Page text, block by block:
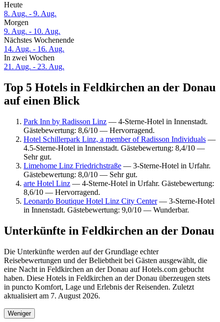
Heute
8. Aug. - 9. Aug.
Morgen
9. Aug. - 10. Aug.
Nächstes Wochenende
14. Aug. - 16. Aug.
In zwei Wochen
21. Aug. - 23. Aug.
Top 5 Hotels in Feldkirchen an der Donau
auf einen Blick
Park Inn by Radisson Linz — 4-Sterne-Hotel in Innenstadt.
Gästebewertung: 8,6/10 — Hervorragend.
Hotel Schillerpark Linz, a member of Radisson Individuals —
4.5-Sterne-Hotel in Innenstadt. Gästebewertung: 8,4/10 —
Sehr gut.
Limehome Linz Friedrichstraße — 3-Sterne-Hotel in Urfahr.
Gästebewertung: 8,0/10 — Sehr gut.
arte Hotel Linz — 4-Sterne-Hotel in Urfahr. Gästebewertung:
8,6/10 — Hervorragend.
Leonardo Boutique Hotel Linz City Center— 3-Sterne-Hotel
in Innenstadt. Gästebewertung: 9,0/10 — Wunderbar.
Unterkünfte in Feldkirchen an der Donau
Die Unterkünfte werden auf der Grundlage echter
Reisebewertungen und der Beliebtheit bei Gästen ausgewählt, die
eine Nacht in Feldkirchen an der Donau auf Hotels.com gebucht
haben. Diese Hotels in Feldkirchen an der Donau überzeugen stets
in puncto Komfort, Lage und Erlebnis der Reisenden. Zuletzt
aktualisiert am 7. August 2026.
Weniger